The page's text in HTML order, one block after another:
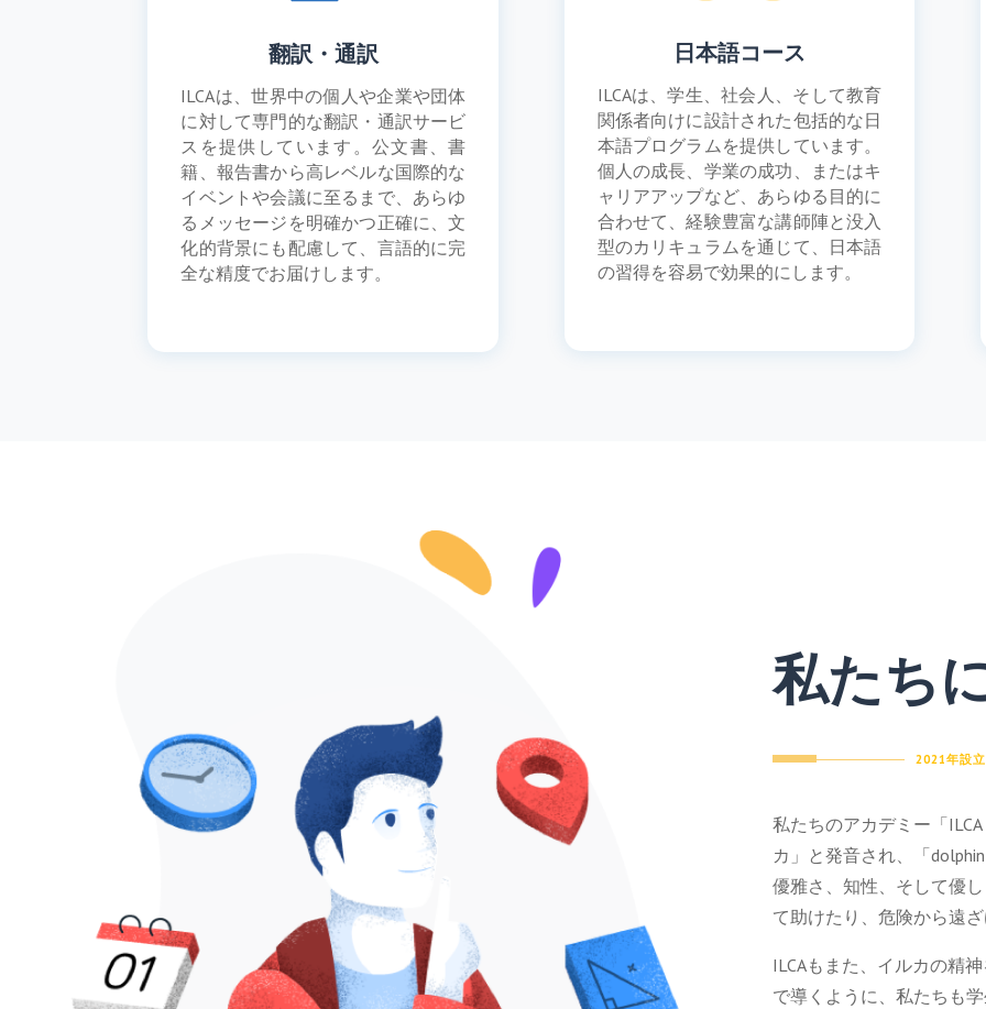
翻訳・通訳
ILCAは、世界中の個人や企業や団体
に対して専門的な翻訳・通訳サービ
スを提供しています。公文書、書
籍、報告書から高レベルな国際的な
イベントや会議に至るまで、あらゆ
るメッセージを明確かつ正確に、文
化的背景にも配慮して、言語的に完
全な精度でお届けします。
日本語コース
ILCAは、学生、社会人、そして教育
関係者向けに設計された包括的な日
本語プログラムを提供しています。
個人の成長、学業の成功、またはキ
ャリアアップなど、あらゆる目的に
合わせて、経験豊富な講師陣と没入
型のカリキュラムを通じて、日本語
の習得を容易で効果的にします。
私たち
2021年設立
私たちのアカデミー「
カ」と発音され、「
優雅さ、知性、そして優
て助けたり、危険から遠
ILCAもまた、イルカの精
で導くように、私たちも